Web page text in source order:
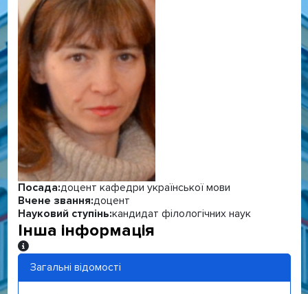
Посада:доцент кафедри української мови
Вчене звання:доцент
Науковий ступінь:кандидат філологічних наук
Інша інформація
Інша інформація
Загальні відомості